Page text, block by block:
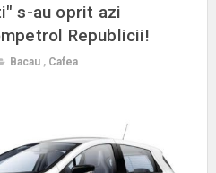
s-au oprit azi
Republicii!
Bacau , Cafea